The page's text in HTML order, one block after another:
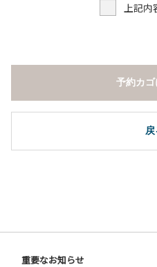
上記内
戻
予約カ
重要なお知らせ